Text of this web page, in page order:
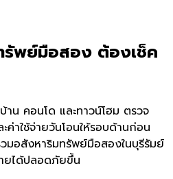
พย์มือสอง ต้องเช็ค
าน คอนโด และทาวน์โฮม ตรวจ
าใช้จ่ายวันโอนให้รอบด้านก่อน
มอสังหาริมทรัพย์มือสองในบุรีรัมย์
ยได้ปลอดภัยขึ้น